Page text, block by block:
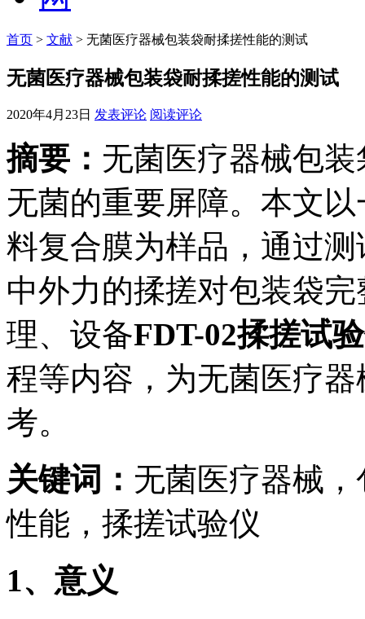
首页 > 文献 > 无菌医疗器械包装袋耐揉搓性能的测试
无菌医疗器械包装袋耐揉搓性能的测试
2020年4月23日 发表评论 阅读评论
摘要： 无菌医疗器械包
无菌的重要屏障。本文
料复合膜为样品，通过
中外力的揉搓对包装袋
理、设备FDT-02揉搓试
程等内容，为无菌医疗
考。
关键词： 无菌医疗器械
性能，揉搓试验仪
1、意义